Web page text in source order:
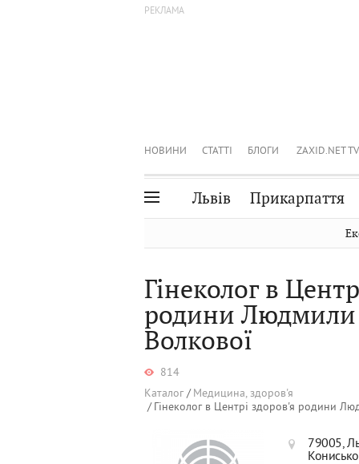
НОВИНИ СТАТТІ БЛОГИ ZAXID.NET TV
Львів Прикарпаття
Волинь
Закарпаття
Чернівці
Шептицький
Гінеколог в
родини Людмили
Волкової
814
Каталог
Медицина, здоров'я
Гінеколог в Центрі здоров'я родини
79005,